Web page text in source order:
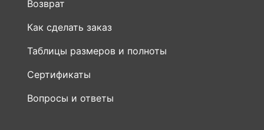
Возврат
Как сделать заказ
Таблицы размеров и полноты
Сертификаты
Вопросы и ответы